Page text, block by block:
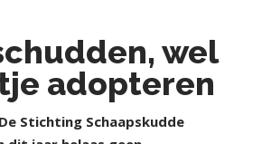
wel
adopteren
De Stichting Schaapskudde